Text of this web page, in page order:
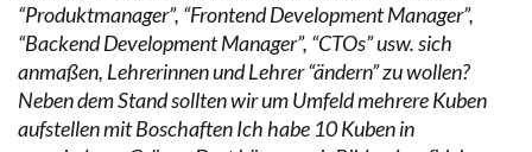
“Produktmanager”, “Frontend Development Manager”,
“Backend Development Manager”, “CTOs” usw. sich
anmaßen, Lehrerinnen und Lehrer “ändern” zu wollen?
Neben dem Stand sollten wir um Umfeld mehrere Kuben
aufstellen mit Boschaften Ich habe 10 Kuben in